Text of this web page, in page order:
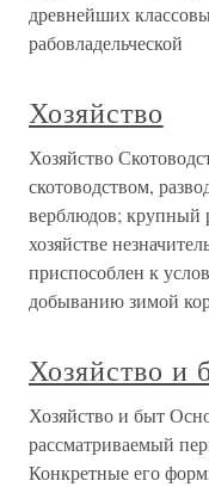
древнейших
рабовладельческой
Хозяйство
Хозяйство
скотоводством,
верблюдов; крупный
хозяйстве
приспособлен к
добыванию зимой
Хозяйство и
Хозяйство и быт
рассматриваемый
Конкретные его